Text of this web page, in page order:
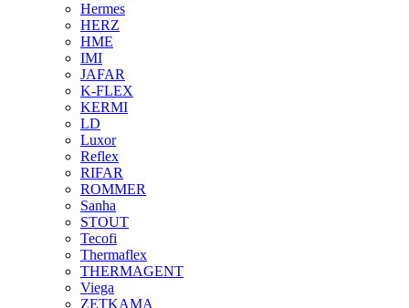
Hermes
HERZ
HME
IMI
JAFAR
K-FLEX
KERMI
LD
Luxor
Reflex
RIFAR
ROMMER
Sanha
STOUT
Tecofi
Thermaflex
THERMAGENT
Viega
ZETKAMA